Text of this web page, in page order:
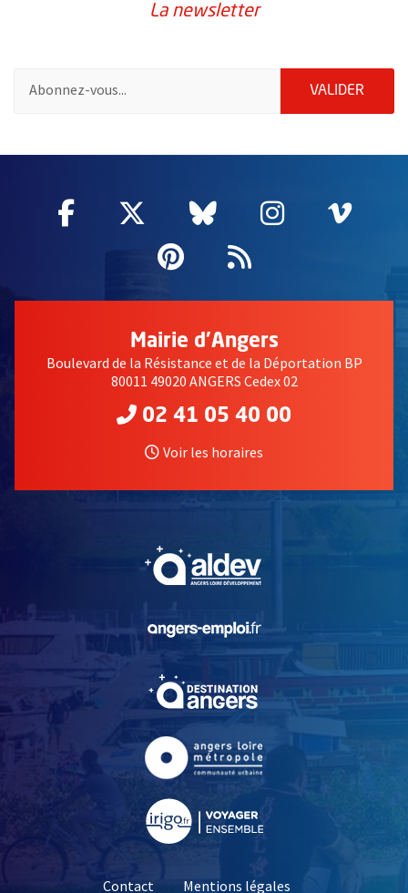
La newsletter
VALIDER
Facebook
, Ouvre une nouvelle fenêtre
Twitter
, Ouvre une nouvelle
Bluesky
, Ouvre une
Instagram
, Ouvre
,
Pinterest
, Ouvre une
Flux RSS
Mairie d'Angers
Boulevard de la Résistance et de la Déportation BP
80011 49020 ANGERS Cedex 02
02 41 05 40 00
Voir les horaires
, Ouvre une nouvelle
, Ouvre une nouvelle
Contact Mentions légales